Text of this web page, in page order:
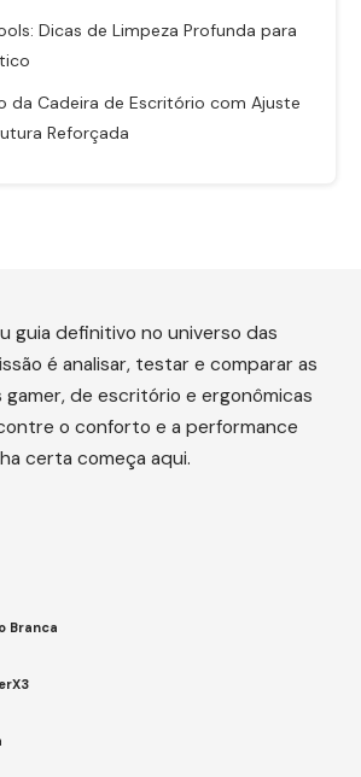
Dicas de Limpeza Profunda para
da Cadeira de Escritório com Ajuste
Reforçada
guia definitivo no universo das
é analisar, testar e comparar as
de escritório e ergonômicas
o conforto e a performance
certa começa aqui.
Branca